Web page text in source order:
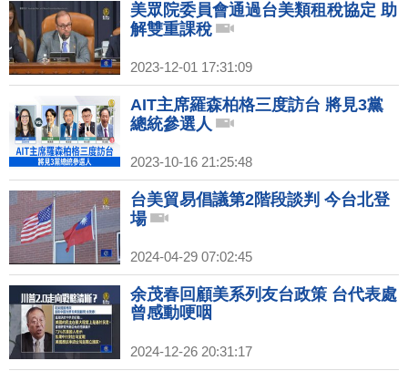
美眾院委員會通過台美類租稅協定 助
解雙重課稅
2023-12-01 17:31:09
AIT主席羅森柏格三度訪台 將見3黨
總統參選人
2023-10-16 21:25:48
台美貿易倡議第2階段談判 今台北登
場
2024-04-29 07:02:45
余茂春回顧美系列友台政策 台代表處
曾感動哽咽
2024-12-26 20:31:17